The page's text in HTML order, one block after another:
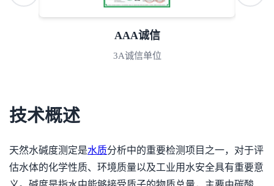
AAA诚信
3A诚信单位
技术概述
天然水碱度测定是水质分析中的重要检测项目之一，对于评
估水体的化学性质、环境质量以及工业用水安全具有重要意